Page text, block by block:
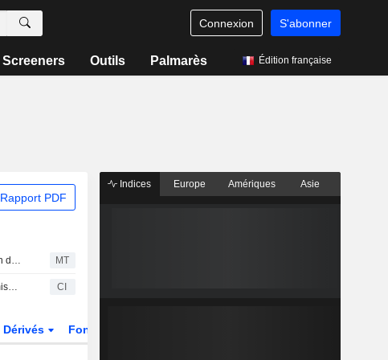
Connexion S'abonner
Screeners Outils Palmarès Édition française
Rapport PDF
Electronic Arts annonce la finalisation de son rachat par le PIF, Silver Lake et Affinity Partners MT
Electronic Arts Inc. annonce des démissions au sein de son conseil d'administration et de ses comités, effectives au 4 août 2026 CI
Dérivés Fonds et ETFs
Indices Europe Amériques Asie